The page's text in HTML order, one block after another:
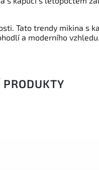
Tato trendy mikina s
a moderního vzhledu.
PRODUKTY